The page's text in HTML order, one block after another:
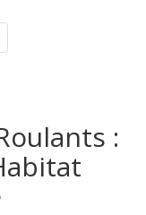
: